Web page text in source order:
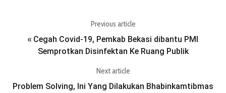
Previous article
« Cegah Covid-19, Pemkab Bekasi dibantu PMI
Semprotkan Disinfektan Ke Ruang Publik
Next article
Problem Solving, Ini Yang Dilakukan Bhabinkamtibmas